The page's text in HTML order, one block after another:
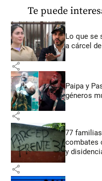
Te puede
Lo que se
a cárcel
share
Paipa y
géneros
share
77
combates
y
share